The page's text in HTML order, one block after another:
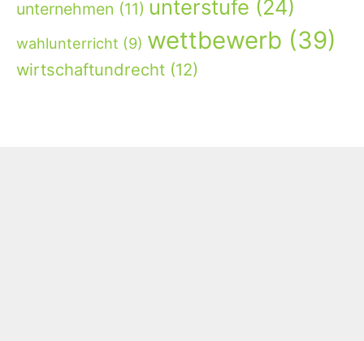
unternehmen (11) unterstufe (24)
wahlunterricht (9) wettbewerb (39)
wirtschaftundrecht (12)